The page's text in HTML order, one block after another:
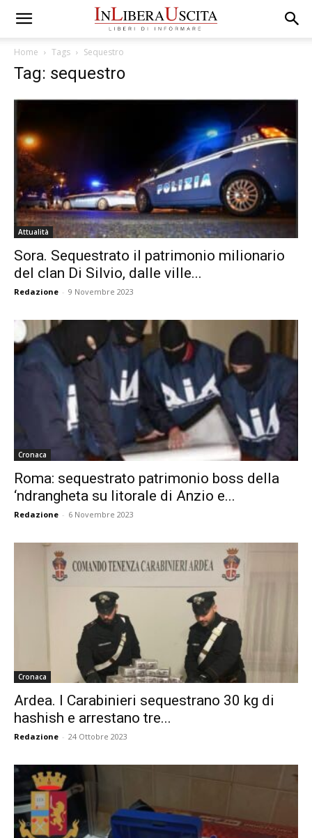
Home Tags Sequestro
Tag: sequestro
Attualità
Sora. Sequestrato il patrimonio milionario
del clan Di Silvio, dalle ville...
Redazione - 9 Novembre 2023
Cronaca
Roma: sequestrato patrimonio boss della
‘ndrangheta su litorale di Anzio e...
Redazione - 6 Novembre 2023
Cronaca
Ardea. I Carabinieri sequestrano 30 kg di
hashish e arrestano tre...
Redazione - 24 Ottobre 2023